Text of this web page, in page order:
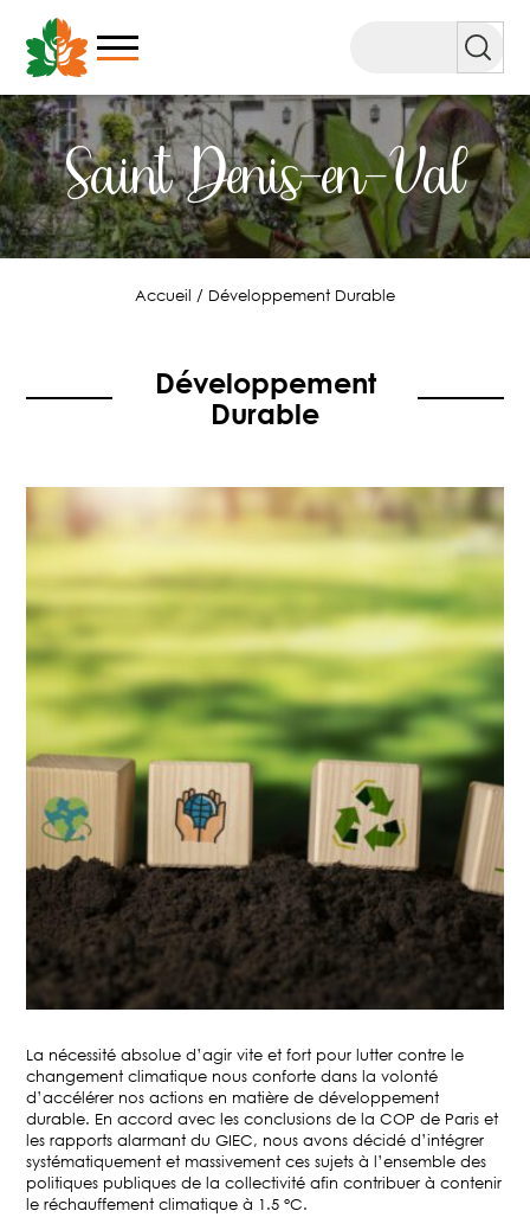
contenu
Saint Denis-en-Val
Accueil / Développement Durable
Développement
Durable
La nécessité absolue d’agir vite et fort pour lutter contre le
changement climatique nous conforte dans la volonté
d’accélérer nos actions en matière de développement
durable. En accord avec les conclusions de la COP de Paris et
les rapports alarmant du GIEC, nous avons décidé d’intégrer
systématiquement et massivement ces sujets à l’ensemble des
politiques publiques de la collectivité afin contribuer à contenir
le réchauffement climatique à 1.5 °C.